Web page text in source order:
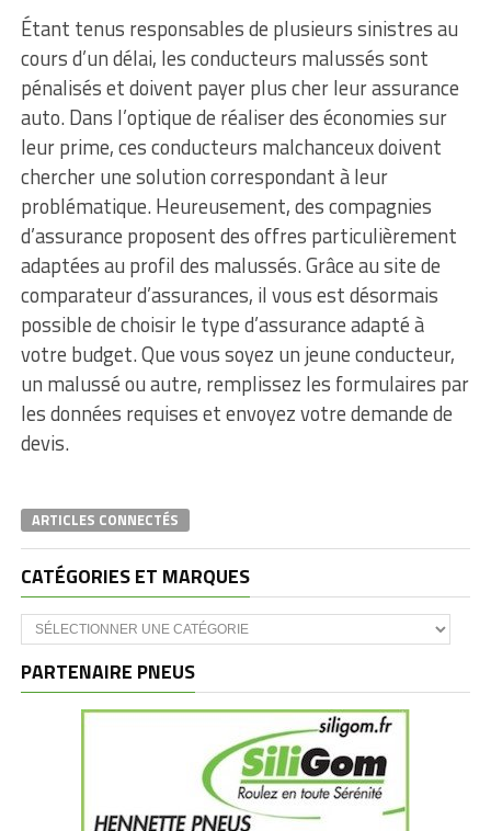
Étant tenus responsables de plusieurs sinistres au
cours d’un délai, les conducteurs malussés sont
pénalisés et doivent payer plus cher leur assurance
auto. Dans l’optique de réaliser des économies sur
leur prime, ces conducteurs malchanceux doivent
chercher une solution correspondant à leur
problématique. Heureusement, des compagnies
d’assurance proposent des offres particulièrement
adaptées au profil des malussés. Grâce au site de
comparateur d’assurances, il vous est désormais
possible de choisir le type d’assurance adapté à
votre budget. Que vous soyez un jeune conducteur,
un malussé ou autre, remplissez les formulaires par
les données requises et envoyez votre demande de
devis.
ARTICLES CONNECTÉS
CATÉGORIES ET MARQUES
Catégories
et
PARTENAIRE PNEUS